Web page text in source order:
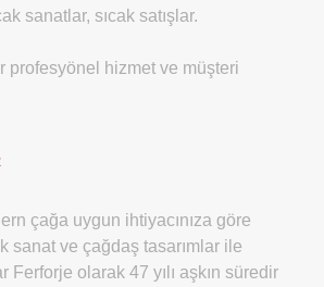
sanatlar, sıcak satışlar.
profesyönel hizmet ve müşteri
çağa uygun ihtiyacınıza göre
sanat ve çağdaş tasarımlar ile
Ferforje olarak 47 yılı aşkın süredir